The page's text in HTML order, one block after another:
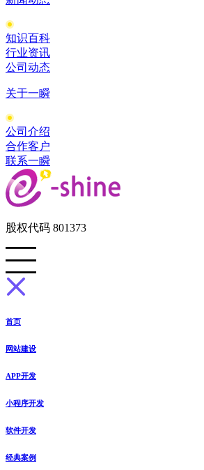
知识百科
行业资讯
公司动态
关于一瞬
公司介绍
合作客户
联系一瞬
股权代码 801373
首页
网站建设
APP开发
小程序开发
软件开发
经典案例